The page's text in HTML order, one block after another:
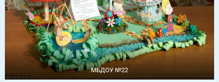
МБДОУ №22